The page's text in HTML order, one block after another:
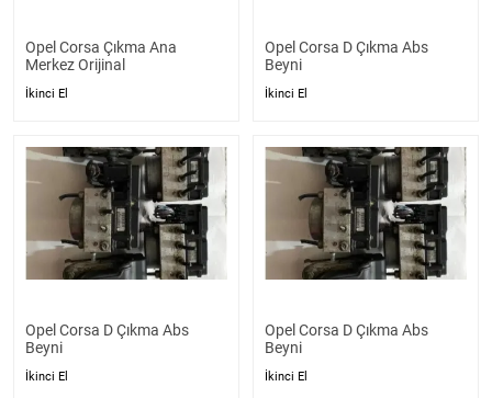
Opel Corsa Çıkma Ana
Merkez Orijinal
İkinci El
Opel Corsa D Çıkma Abs
Beyni
İkinci El
Opel Corsa D Çıkma Abs
Beyni
İkinci El
Opel Corsa D Çıkma Abs
Beyni
İkinci El